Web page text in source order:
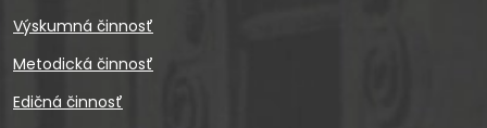
Výskumná činnosť
Metodická činnosť
Edičná činnosť